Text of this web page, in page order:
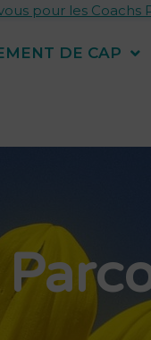
pour les Coachs
DE CAP